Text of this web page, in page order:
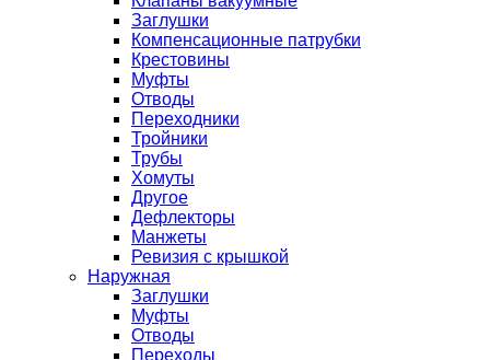
Заглушки
Компенсационные патрубки
Крестовины
Муфты
Отводы
Переходники
Тройники
Трубы
Хомуты
Другое
Дефлекторы
Манжеты
Ревизия с крышкой
Наружная
Заглушки
Муфты
Отводы
Переходы